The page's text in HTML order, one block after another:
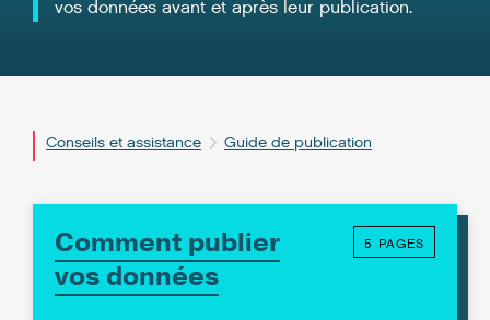
vos données avant et après leur publication.
Conseils et assistance Guide de publication
5 PAGES
Comment publier
vos données